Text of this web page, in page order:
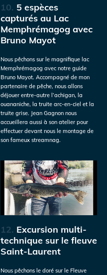
10. 5 espèces
capturés au Lac
Memphrémagog avec
Bruno Mayot
Nous pêchons sur le magnifique lac
Memphrémagog avec notre guide
Bruno Mayot. Accompagné de mon
partenaire de pêche, nous allons
déjouer entre-autre l’achigan, la
ouananiche, la truite arc-en-ciel et la
truite grise. Jean Gagnon nous
accueillera aussi à son atelier pour
effectuer devant nous le montage de
son fameux streamnag.
12. Excursion multi-
technique sur le fleuve
Saint-Laurent
Nous pêchons le doré sur le Fleuve